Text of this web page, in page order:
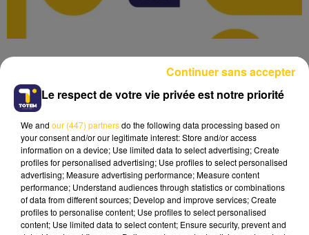
Lecture (1 min 28 sec)
21 juin 2026 - 1 min 28 sec
Le respect de votre vie privée est notre priorité
We and our (447) partnersdo the following data processing based on
your consent and/or our legitimate interest: Store and/or access
information on a device; Use limited data to select advertising; Create
profiles for personalised advertising; Use profiles to select personalised
advertising; Measure advertising performance; Measure content
performance; Understand audiences through statistics or combinations
of data from different sources; Develop and improve services; Create
profiles to personalise content; Use profiles to select personalised
content; Use limited data to select content; Ensure security, prevent and
Continuer sans accepter